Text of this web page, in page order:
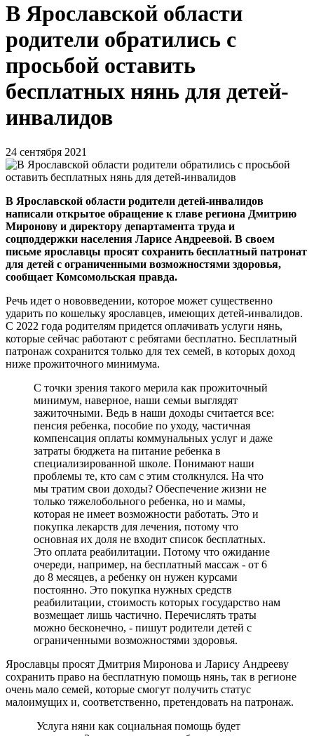
В Ярославской области
родители обратились с
просьбой оставить
бесплатных нянь для детей-
инвалидов
24 сентября 2021
В Ярославской области родители детей-инвалидов
написали открытое обращение к главе региона Дмитрию
Миронову и директору департамента труда и
соцподдержки населения Ларисе Андреевой. В своем
письме ярославцы просят сохранить бесплатный патронат
для детей с ограниченными возможностями здоровья,
сообщает Комсомольская правда.
Речь идет о нововведении, которое может существенно
ударить по кошельку ярославцев, имеющих детей-инвалидов.
С 2022 года родителям придется оплачивать услуги нянь,
которые сейчас работают с ребятами бесплатно. Бесплатный
патронаж сохранится только для тех семей, в которых доход
ниже прожиточного минимума.
С точки зрения такого мерила как прожиточный
минимум, наверное, наши семьи выглядят
зажиточными. Ведь в наши доходы считается все:
пенсия ребенка, пособие по уходу, частичная
компенсация оплаты коммунальных услуг и даже
затраты бюджета на питание ребенка в
специализированной школе. Понимают наши
проблемы те, кто сам с этим столкнулся. На что
мы тратим свои доходы? Обеспечение жизни не
только тяжелобольного ребенка, но и мамы,
которая не имеет возможности работать. Это и
покупка лекарств для лечения, потому что
основная их доля не входит список бесплатных.
Это оплата реабилитации. Потому что ожидание
очереди, например, на бесплатный массаж - от 6
до 8 месяцев, а ребенку он нужен курсами
постоянно. Это покупка нужных средств
реабилитации, стоимость которых государство нам
возмещает лишь частично. Перечислять траты
можно бесконечно, - пишут родители детей с
ограниченными возможностями здоровья.
Ярославцы просят Дмитрия Миронова и Ларису Андрееву
сохранить право на бесплатную помощь нянь, так в регионе
очень мало семей, которые смогут получить статус
малоимущих и, соответственно, претендовать на патронаж.
Услуга няни как социальная помощь будет